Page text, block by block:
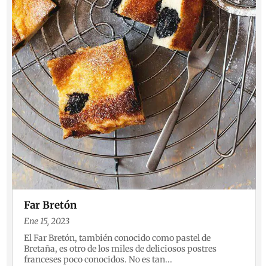
Far Bretón
Ene 15, 2023
El Far Bretón, también conocido como pastel de
Bretaña, es otro de los miles de deliciosos postres
franceses poco conocidos. No es tan...